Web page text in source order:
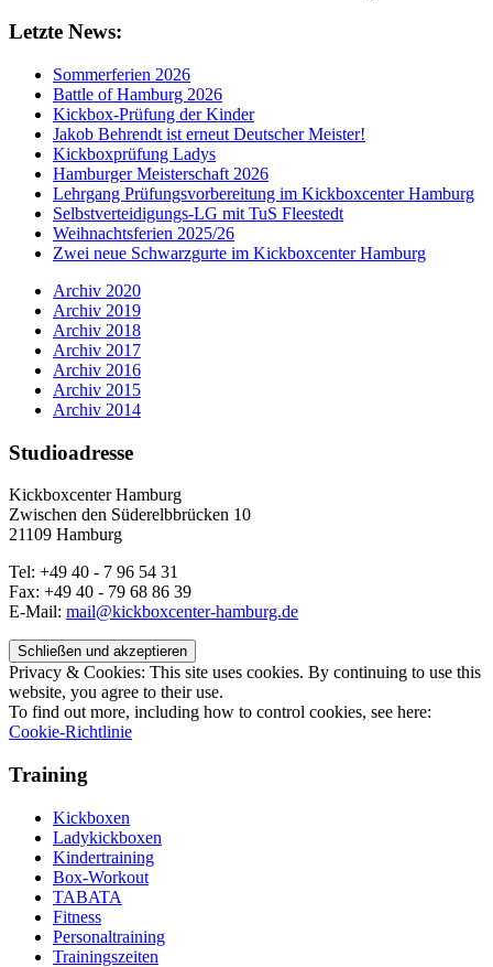
Letzte News:
Sommerferien 2026
Battle of Hamburg 2026
Kickbox-Prüfung der Kinder
Jakob Behrendt ist erneut Deutscher Meister!
Kickboxprüfung Ladys
Hamburger Meisterschaft 2026
Lehrgang Prüfungsvorbereitung im Kickboxcenter Hamburg
Selbstverteidigungs-LG mit TuS Fleestedt
Weihnachtsferien 2025/26
Zwei neue Schwarzgurte im Kickboxcenter Hamburg
Archiv 2020
Archiv 2019
Archiv 2018
Archiv 2017
Archiv 2016
Archiv 2015
Archiv 2014
Studioadresse
Kickboxcenter Hamburg
Zwischen den Süderelbbrücken 10
21109 Hamburg
Tel: +49 40 - 7 96 54 31
Fax: +49 40 - 79 68 86 39
E-Mail: mail@kickboxcenter-hamburg.de
Privacy & Cookies: This site uses cookies. By continuing to use this
website, you agree to their use.
To find out more, including how to control cookies, see here:
Cookie-Richtlinie
Training
Kickboxen
Ladykickboxen
Kindertraining
Box-Workout
TABATA
Fitness
Personaltraining
Trainingszeiten